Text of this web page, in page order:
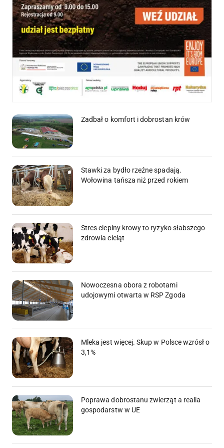
Zadbał o komfort i dobrostan krów
Stawki za bydło rzeźne spadają.
Wołowina tańsza niż przed rokiem
Stres cieplny krowy to ryzyko słabszego
zdrowia cieląt
Nowoczesna obora z robotami
udojowymi otwarta w RSP Zgoda
Mleka jest więcej. Skup w Polsce wzrósł o
3,1%
Poprawa dobrostanu zwierząt a realia
gospodarstw w UE